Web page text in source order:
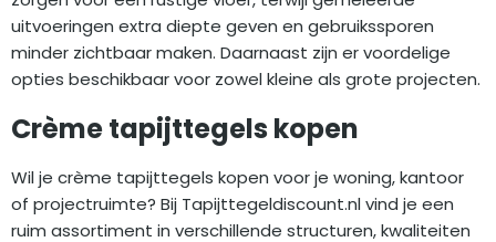
uitvoeringen extra diepte geven en gebruikssporen
minder zichtbaar maken. Daarnaast zijn er voordelige
opties beschikbaar voor zowel kleine als grote projecten.
Crème tapijttegels kopen
Wil je crème tapijttegels kopen voor je woning, kantoor
of projectruimte? Bij Tapijttegeldiscount.nl vind je een
ruim assortiment in verschillende structuren, kwaliteiten